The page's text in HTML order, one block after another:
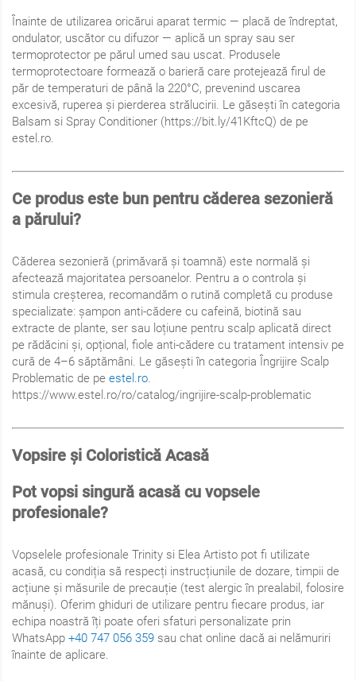
Înainte de utilizarea oricărui aparat termic — placă de îndreptat,
ondulator, uscător cu difuzor — aplică un spray sau ser
termoprotector pe părul umed sau uscat. Produsele
termoprotectoare formează o barieră care protejează firul de
păr de temperaturi de până la 220°C, prevenind uscarea
excesivă, ruperea și pierderea strălucirii. Le găsești în categoria
Balsam si Spray Conditioner (https://bit.ly/41KftcQ) de pe
estel.ro.
Ce produs este bun pentru căderea sezonieră
a părului?
Căderea sezonieră (primăvară și toamnă) este normală și
afectează majoritatea persoanelor. Pentru a o controla și
stimula creșterea, recomandăm o rutină completă cu produse
specializate: șampon anti-cădere cu cafeină, biotină sau
extracte de plante, ser sau loțiune pentru scalp aplicată direct
pe rădăcini și, opțional, fiole anti-cădere cu tratament intensiv pe
cură de 4–6 săptămâni. Le găsești în categoria Îngrijire Scalp
Problematic de pe estel.ro.
https://www.estel.ro/ro/catalog/ingrijire-scalp-problematic
Vopsire și Coloristică Acasă
Pot vopsi singură acasă cu vopsele
profesionale?
Vopselele profesionale Trinity si Elea Artisto pot fi utilizate
acasă, cu condiția să respecți instrucțiunile de dozare, timpii de
acțiune și măsurile de precauție (test alergic în prealabil, folosire
mănuși). Oferim ghiduri de utilizare pentru fiecare produs, iar
echipa noastră îți poate oferi sfaturi personalizate prin
WhatsApp +40 747 056 359 sau chat online dacă ai nelămuriri
înainte de aplicare.